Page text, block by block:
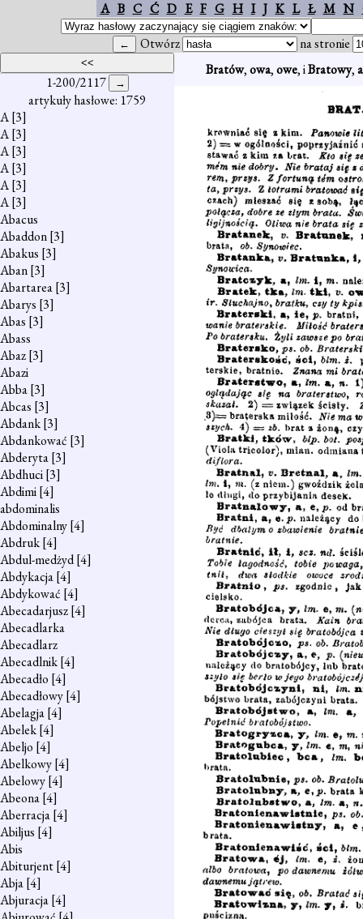
A B C Ć D E F G H I J K L Ł M N
Otwórz na stronie
1-200/2117
artykuły hasłowe: 1759
A[3]
A[3]
A[3]
A[3]
A[3]
A[3]
Abacus
Abaddon[3]
Abakus [3]
Aban[3]
Abartarea[3]
Abarys [3]
Abas [3]
Abass
Abaz[3]
Abazi
Abba[3]
Abcas [3]
Abdank[3]
Abdankować [3]
Abderyta[3]
Abdhuci[3]
Abdimi[4]
abdominalis
Abdominalny[4]
Abdruk[4]
Abdul-medżyd[4]
Abdykacja[4]
Abdykować [4]
Abecadarjusz[4]
Abecadlarka
Abecadlarz
Abecadlnik[4]
Abecadło [4]
Abecadłowy[4]
Abelagja[4]
Abelek[4]
Abeljo [4]
Abelkowy[4]
Abelowy[4]
Abeona[4]
Aberracja[4]
Abiljus [4]
Abis
Abiturjent[4]
Abja[4]
Abjuracja[4]
Bratów,owa,owe, iBratowy,a